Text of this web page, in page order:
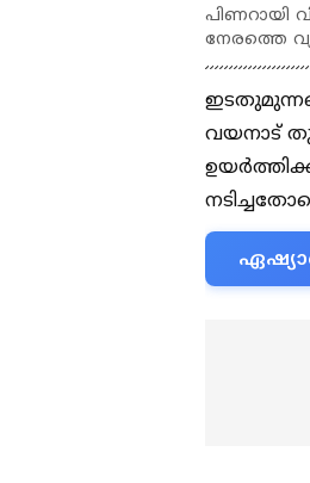
പിണറായി
നേരത്തെ
വയനാട്